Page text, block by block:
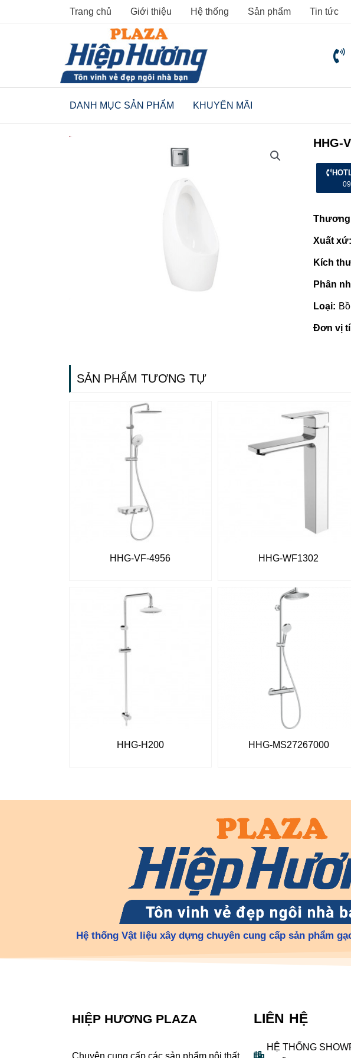
to
Trang chủ Giới thiệu Hệ thống Sản phẩm Tin tức
DANH MỤC SẢN PHẨM KHUYẾN MÃI
HHG-
Thương
Xuất xứ:
Kích
Phân
Loại:
Đơn vị
SẢN PHẨM TƯƠNG TỰ
HHG-VF-4956 HHG-WF1302
HHG-H200 HHG-MS27267000
Hệ thống Vật liệu xây dựng chuyên cung cấp sản phẩm
HIỆP HƯƠNG PLAZA
Chuyên cung cấp các sản phẩm nội thất
LIÊN HỆ
HỆ THỐNG